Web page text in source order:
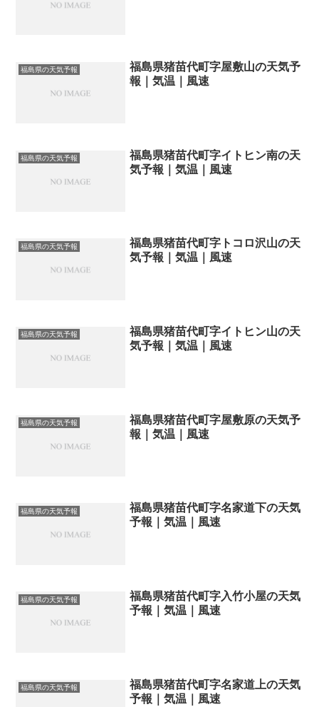
福島県の天気予報
福島県猪苗代町字屋敷山の天気予
報｜気温｜風速
福島県の天気予報
福島県猪苗代町字イトヒン南の天
気予報｜気温｜風速
福島県の天気予報
福島県猪苗代町字トコロ沢山の天
気予報｜気温｜風速
福島県の天気予報
福島県猪苗代町字イトヒン山の天
気予報｜気温｜風速
福島県の天気予報
福島県猪苗代町字屋敷原の天気予
報｜気温｜風速
福島県の天気予報
福島県猪苗代町字名家道下の天気
予報｜気温｜風速
福島県の天気予報
福島県猪苗代町字入竹小屋の天気
予報｜気温｜風速
福島県の天気予報
福島県猪苗代町字名家道上の天気
予報｜気温｜風速